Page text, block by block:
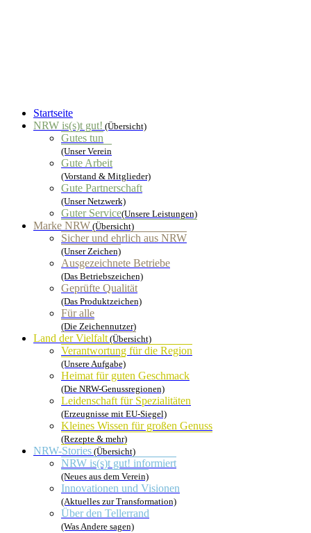
Startseite
NRW is(s)t gut! (Übersicht)
Gutes tun
(Unser Verein
Gute Arbeit
(Vorstand & Mitglieder)
Gute Partnerschaft
(Unser Netzwerk)
Guter Service(Unsere Leistungen)
Marke NRW (Übersicht)
Sicher und ehrlich aus NRW
(Unser Zeichen)
Ausgezeichnete Betriebe
(Das Betriebszeichen)
Geprüfte Qualität
(Das Produktzeichen)
Für alle
(Die Zeichennutzer)
Land der Vielfalt(Übersicht)
Verantwortung für die Region
(Unsere Aufgabe)
Heimat für guten Geschmack
(Die NRW-Genussregionen)
Leidenschaft für Spezialitäten
(Erzeugnisse mit EU-Siegel)
Kleines Wissen für großen Genuss
(Rezepte & mehr)
NRW-Stories (Übersicht)
NRW is(s)t gut! informiert
(Neues aus dem Verein)
Innovationen und Visionen
(Aktuelles zur Transformation)
Über den Tellerrand
(Was Andere sagen)